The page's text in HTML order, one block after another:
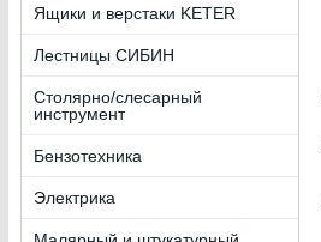
Ящики и верстаки KETER
Лестницы СИБИН
Столярно/слесарный
инструмент
Бензотехника
Электрика